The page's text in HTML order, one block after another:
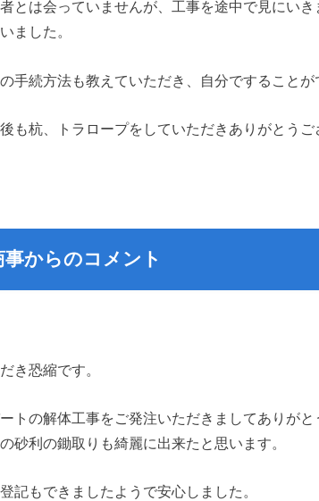
とは会っていませんが、工事を途中で見にい
ました。
手続方法も教えていただき、自分ですることが
も杭、トラロープをしていただきありがとうご
事からのコメント
き恐縮です。
トの解体工事をご発注いただきましてありがと
砂利の鋤取りも綺麗に出来たと思います。
記もできましたようで安心しました。